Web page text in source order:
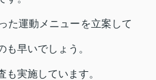
た運動メニューを立案して
も早いでしょう。
も実施しています。